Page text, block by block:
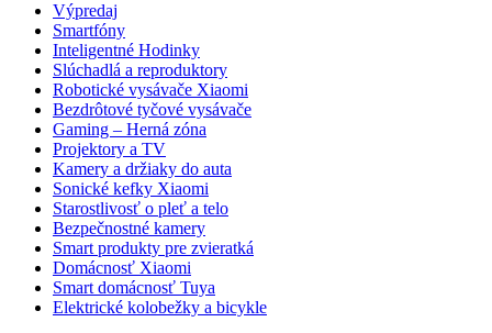
Výpredaj
Smartfóny
Inteligentné Hodinky
Slúchadlá a reproduktory
Robotické vysávače Xiaomi
Bezdrôtové tyčové vysávače
Gaming – Herná zóna
Projektory a TV
Kamery a držiaky do auta
Sonické kefky Xiaomi
Starostlivosť o pleť a telo
Bezpečnostné kamery
Smart produkty pre zvieratká
Domácnosť Xiaomi
Smart domácnosť Tuya
Elektrické kolobežky a bicykle